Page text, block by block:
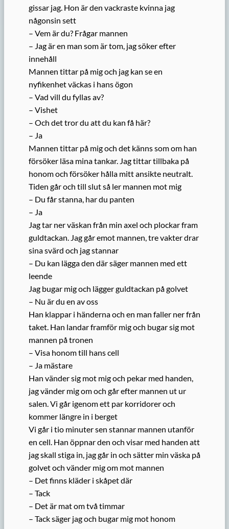
gissar jag. Hon är den vackraste kvinna jag
någonsin sett
– Vem är du? Frågar mannen
– Jag är en man som är tom, jag söker efter
innehåll
Mannen tittar på mig och jag kan se en
nyfikenhet väckas i hans ögon
– Vad vill du fyllas av?
– Vishet
– Och det tror du att du kan få här?
– Ja
Mannen tittar på mig och det känns som om han
försöker läsa mina tankar. Jag tittar tillbaka på
honom och försöker hålla mitt ansikte neutralt.
Tiden går och till slut så ler mannen mot mig
– Du får stanna, har du panten
– Ja
Jag tar ner väskan från min axel och plockar fram
guldtackan. Jag går emot mannen, tre vakter drar
sina svärd och jag stannar
– Du kan lägga den där säger mannen med ett
leende
Jag bugar mig och lägger guldtackan på golvet
– Nu är du en av oss
Han klappar i händerna och en man faller ner från
taket. Han landar framför mig och bugar sig mot
mannen på tronen
– Visa honom till hans cell
– Ja mästare
Han vänder sig mot mig och pekar med handen,
jag vänder mig om och går efter mannen ut ur
salen. Vi går igenom ett par korridorer och
kommer längre in i berget
Vi går i tio minuter sen stannar mannen utanför
en cell. Han öppnar den och visar med handen att
jag skall stiga in, jag går in och sätter min väska på
golvet och vänder mig om mot mannen
– Det finns kläder i skåpet där
– Tack
– Det är mat om två timmar
– Tack säger jag och bugar mig mot honom